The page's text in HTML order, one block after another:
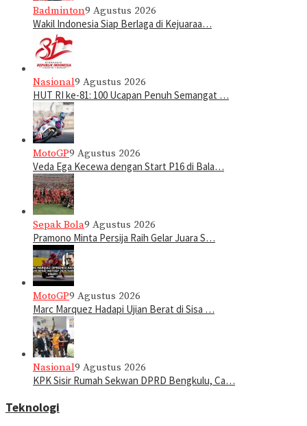
Badminton9 Agustus 2026
Wakil Indonesia Siap Berlaga di Kejuaraa…
Nasional9 Agustus 2026
HUT RI ke-81: 100 Ucapan Penuh Semangat …
MotoGP9 Agustus 2026
Veda Ega Kecewa dengan Start P16 di Bala…
Sepak Bola9 Agustus 2026
Pramono Minta Persija Raih Gelar Juara S…
MotoGP9 Agustus 2026
Marc Marquez Hadapi Ujian Berat di Sisa …
Nasional9 Agustus 2026
KPK Sisir Rumah Sekwan DPRD Bengkulu, Ca…
Teknologi